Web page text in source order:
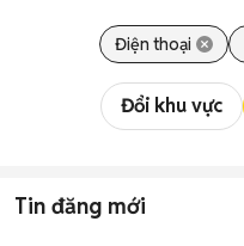
Điện thoại
Đổi khu vực
Tin đăng mới